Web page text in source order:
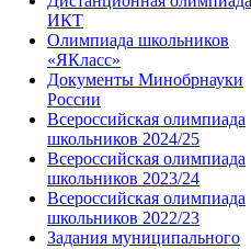
ИКТ
Олимпиада школьников
«ЯКласс»
Документы Минобрнауки
России
Всероссийская олимпиада
школьников 2024/25
Всероссийская олимпиада
школьников 2023/24
Всероссийская олимпиада
школьников 2022/23
Задания муниципального